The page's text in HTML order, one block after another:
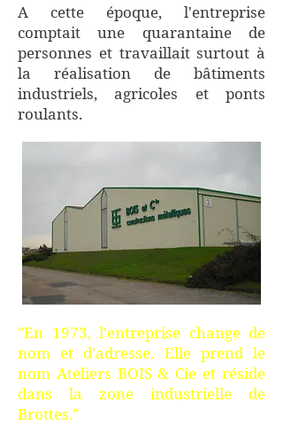
A cette époque, l'entreprise
comptait une quarantaine de
personnes et travaillait surtout à
la réalisation de bâtiments
industriels, agricoles et ponts
roulants.
"En 1973, l'entreprise change de
nom et d'adresse. Elle prend le
nom Ateliers BOIS & Cie et réside
dans la zone industrielle de
Brottes."